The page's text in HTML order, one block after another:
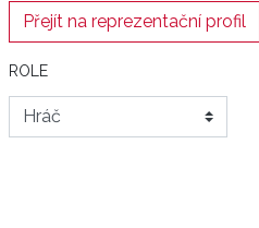
Přejít na reprezentační profil
ROLE